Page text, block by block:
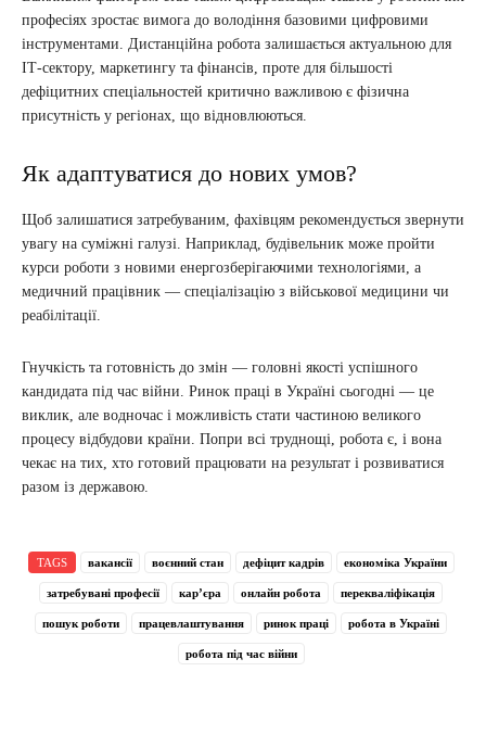
професіях зростає вимога до володіння базовими цифровими
інструментами. Дистанційна робота залишається актуальною для
ІТ-сектору, маркетингу та фінансів, проте для більшості
дефіцитних спеціальностей критично важливою є фізична
присутність у регіонах, що відновлюються.
Як адаптуватися до нових умов?
Щоб залишатися затребуваним, фахівцям рекомендується звернути
увагу на суміжні галузі. Наприклад, будівельник може пройти
курси роботи з новими енергозберігаючими технологіями, а
медичний працівник — спеціалізацію з військової медицини чи
реабілітації.
Гнучкість та готовність до змін — головні якості успішного
кандидата під час війни. Ринок праці в Україні сьогодні — це
виклик, але водночас і можливість стати частиною великого
процесу відбудови країни. Попри всі труднощі, робота є, і вона
чекає на тих, хто готовий працювати на результат і розвиватися
разом із державою.
TAGS вакансії воєнний стан дефіцит кадрів економіка України
затребувані професії кар’єра онлайн робота перекваліфікація
пошук роботи працевлаштування ринок праці робота в Україні
робота під час війни